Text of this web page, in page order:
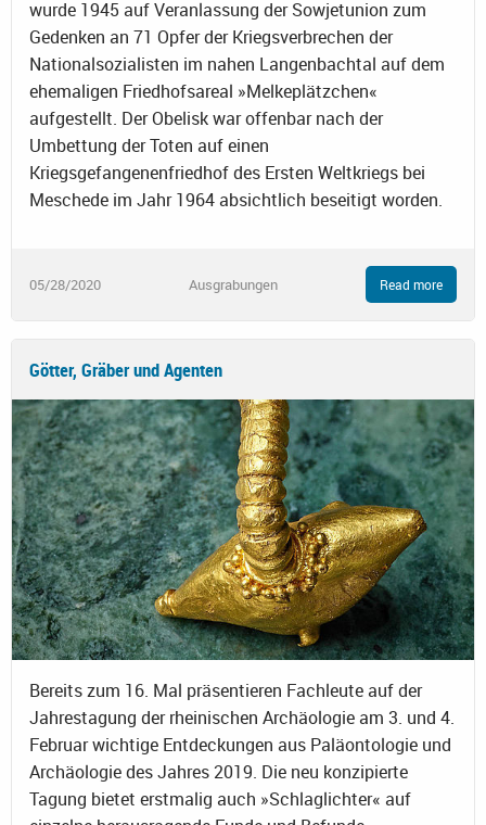
wurde 1945 auf Veranlassung der Sowjetunion zum
Gedenken an 71 Opfer der Kriegsverbrechen der
Nationalsozialisten im nahen Langenbachtal auf dem
ehemaligen Friedhofsareal »Melkeplätzchen«
aufgestellt. Der Obelisk war offenbar nach der
Umbettung der Toten auf einen
Kriegsgefangenenfriedhof des Ersten Weltkriegs bei
Meschede im Jahr 1964 absichtlich beseitigt worden.
05/28/2020 Ausgrabungen Read more
Götter, Gräber und Agenten
Bereits zum 16. Mal präsentieren Fachleute auf der
Jahrestagung der rheinischen Archäologie am 3. und 4.
Februar wichtige Entdeckungen aus Paläontologie und
Archäologie des Jahres 2019. Die neu konzipierte
Tagung bietet erstmalig auch »Schlaglichter« auf